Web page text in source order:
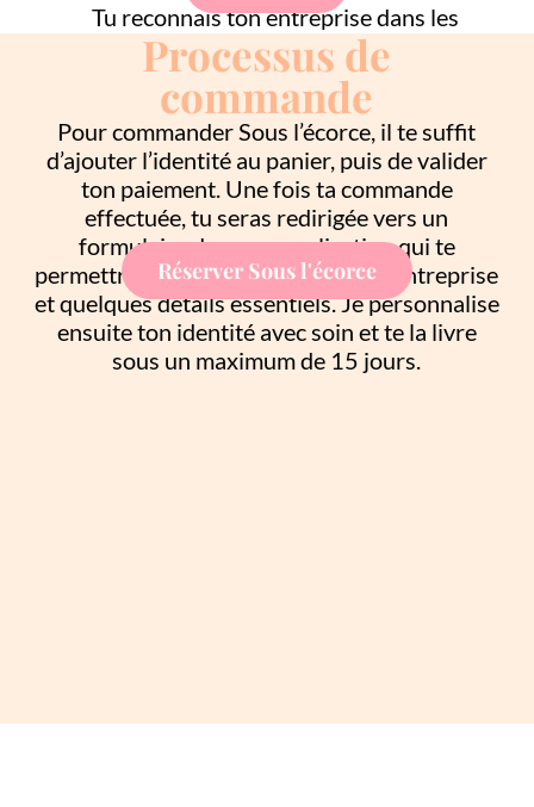
Tu reconnais ton entreprise dans les
valeurs transmises par Sous l’écorce
? Alors n’attend plus, fais la briller.
Processus de
commande
Pour commander Sous l’écorce, il te suffit
d’ajouter l’identité au panier, puis de valider
ton paiement. Une fois ta commande
effectuée, tu seras redirigée vers un
formulaire de personnalisation qui te
permettra de m’indiquer ton nom d’entreprise
et quelques détails essentiels. Je personnalise
ensuite ton identité avec soin et te la livre
sous un maximum de 15 jours.
Réserver Sous l'écorce